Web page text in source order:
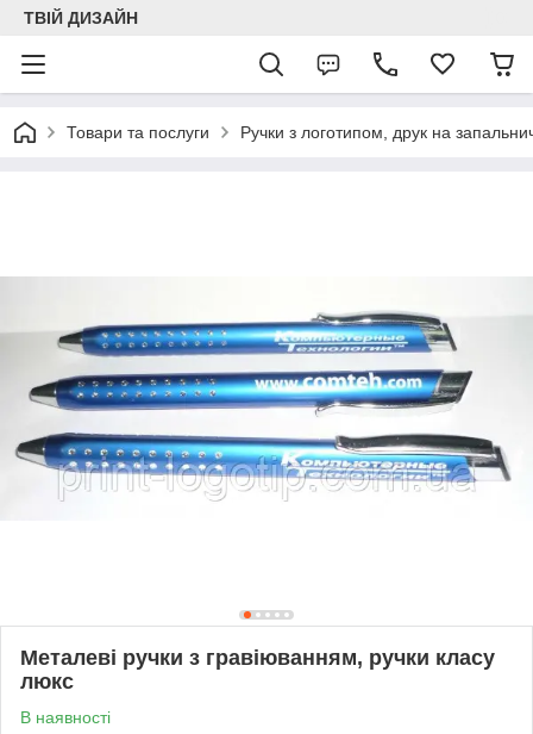
ТВІЙ ДИЗАЙН
Товари та послуги Ручки з логотипом, друк на
Металеві ручки з гравіюванням, ручки класу
люкс
В наявності